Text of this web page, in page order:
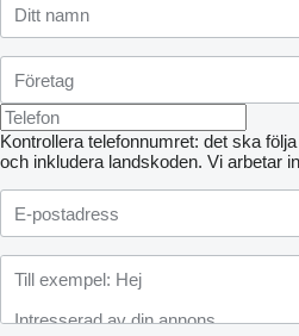
Kontrollera telefonnumret: det ska
och inkludera landskoden. Vi arbetar